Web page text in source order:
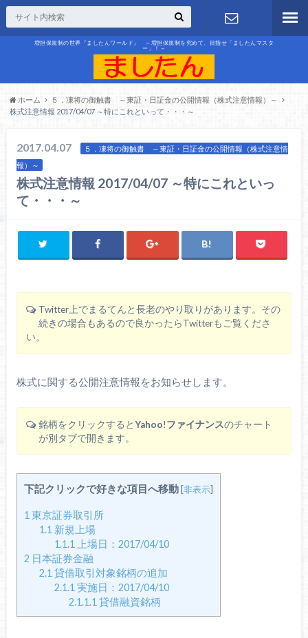
増担保規制の世界『ましたんワールド』 ～増担保規制を究めて、目指せ「ましたんマスタ
ー」！～
お問合せ
ホーム
５．凍将の御触書 ～東証・日証金の公開情報（株式注意情報）～
株式注意情報 2017/04/07 ～特にこれといって・・・～
2017.04.07
５．凍将の御触書 ～東証・日証金の公開情報（株式注意情
報）～
株式注意情報 2017/04/07 ～特にこれといっ
て・・・～
Twitter上でまるてんと長老のやり取りがあります。その
続きの場合もあるので良かったらTwitterもご覧くださ
い。
株式に関する公開注意情報をお知らせします。
銘柄をクリックするとYahoo!ファイナンスのチャート
が別タブで開きます。
下記クリックで好きな項目へ移動 [非表示]
1 東京証券取引所
1.1 新規上場
1.1.1
上場日：2017/04/10
2 日本証券金融
2.1 貸借取引対象銘柄の追加
2.1.1 実施日：2017/04/10
2.1.1.1 貸借融資銘柄